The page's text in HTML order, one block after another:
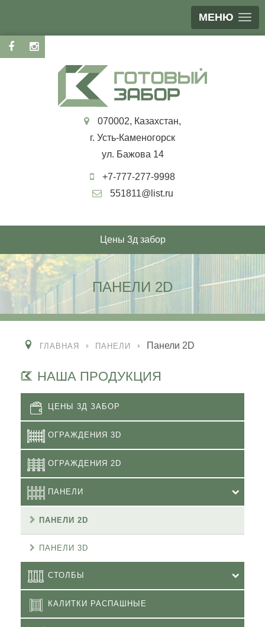
МЕНЮ
070002, Казахстан,
г. Усть-Каменогорск
ул. Бажова 14
+7-777-277-9998
551811@list.ru
Цены 3д забор
ПАНЕЛИ 2D
ГЛАВНАЯ ПАНЕЛИ Панели 2D
НАША ПРОДУКЦИЯ
ЦЕНЫ 3Д ЗАБОР
ОГРАЖДЕНИЯ 3D
ОГРАЖДЕНИЯ 2D
ПАНЕЛИ
ПАНЕЛИ 2D
ПАНЕЛИ 3D
СТОЛБЫ
КАЛИТКИ РАСПАШНЫЕ